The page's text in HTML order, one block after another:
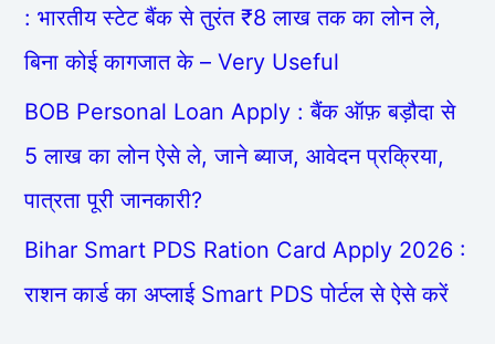
: भारतीय स्टेट बैंक से तुरंत ₹8 लाख तक का लोन ले,
बिना कोई कागजात के – Very Useful
BOB Personal Loan Apply : बैंक ऑफ़ बड़ौदा से
5 लाख का लोन ऐसे ले, जाने ब्याज, आवेदन प्रक्रिया,
पात्रता पूरी जानकारी?
Bihar Smart PDS Ration Card Apply 2026 :
राशन कार्ड का अप्लाई Smart PDS पोर्टल से ऐसे करें